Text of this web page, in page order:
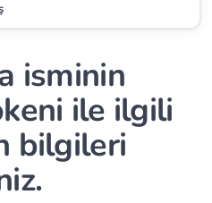
isminin
ile ilgili
bilgileri